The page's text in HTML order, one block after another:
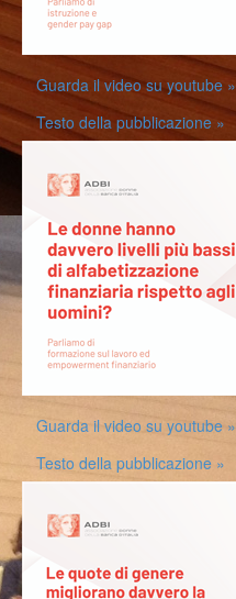
Guarda il video su youtube »
Testo della pubblicazione »
Guarda il video su youtube »
Testo della pubblicazione »